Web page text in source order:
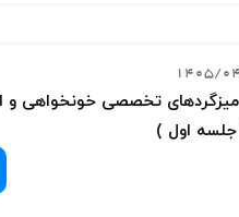
1405/
تخصصی خونخواهی و
اول )